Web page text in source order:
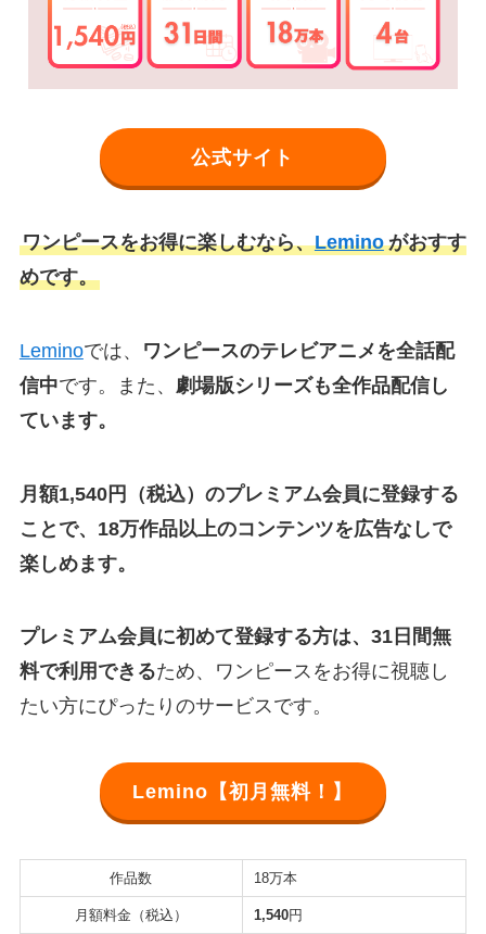
公式サイト
ワンピースをお得に楽しむなら、Lemino がおすす
めです。
Leminoでは、
ワンピースのテレビアニメを全話配
信中です。また、 劇場版シリーズも全作品配信し
ています。
月額1,540円（税込）のプレミアム会員に登録する
ことで、18万作品以上のコンテンツを広告なしで
楽しめます。
プレミアム会員に初めて登録する方は、31日間無
料で利用できるため、ワンピースをお得に視聴し
たい方にぴったりのサービスです。
Lemino【初月無料！】
作品数 18万本
月額料金（税込） 1,540円